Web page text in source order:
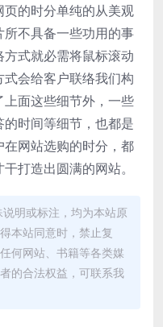
的时分单纯的从美观
不具备一些功用的事
式就必需将鼠标滚动
会给客户联络我们构
面这些细节外，一些
时间等细节，也都是
网站选购的时分，都
打造出圆满的网站。
明或标注，均为本站原
本站同意时，禁止复
何网站、书籍等各类媒
的合法权益，可联系我